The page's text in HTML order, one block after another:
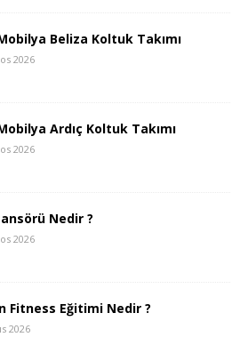
Beliza Koltuk Takımı
2026
Ardıç Koltuk Takımı
2026
Nedir ?
2026
Fitness Eğitimi Nedir ?
2026